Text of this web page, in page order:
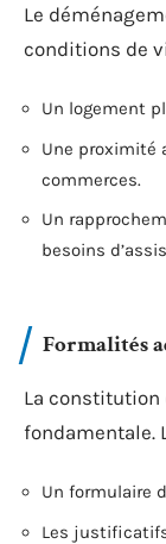
Le
conditions de
Un logement
Une proximité
commerces.
Un
besoins
Formalités
La constitution
fondamentale.
Un formulaire
Les